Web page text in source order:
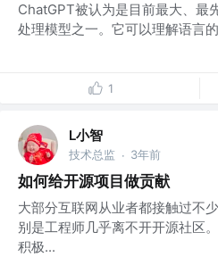
ChatGPT被认为是目前最大、最
处理模型之一。它可以理解语言
1
L小智
技术总监 · 3年前
如何给开源项目做贡献
大部分互联网从业者都接触过不
别是工程师几乎离不开开源社区
积极...